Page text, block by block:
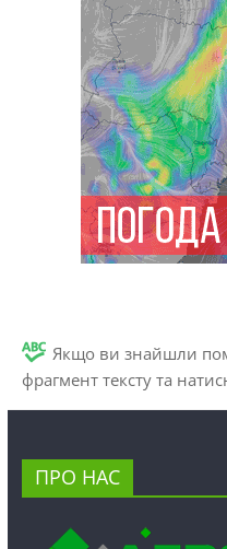
Якщо ви знайшли
фрагмент тексту та
ПРО НАС